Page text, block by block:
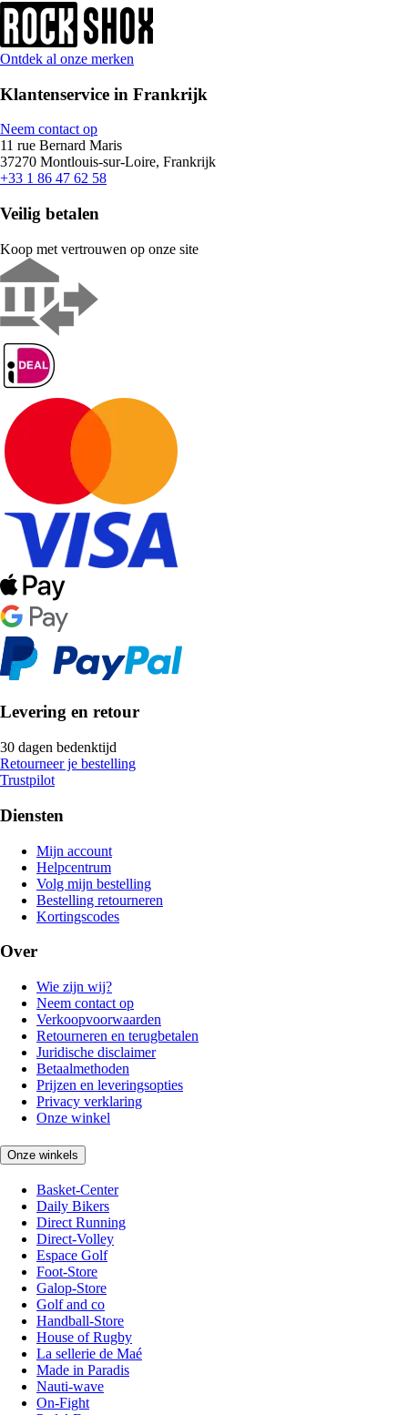
Ontdek al onze merken
Klantenservice in Frankrijk
Neem contact op
11 rue Bernard Maris
37270 Montlouis-sur-Loire, Frankrijk
+33 1 86 47 62 58
Veilig betalen
Koop met vertrouwen op onze site
Levering en retour
30 dagen bedenktijd
Retourneer je bestelling
Trustpilot
Diensten
Mijn account
Helpcentrum
Volg mijn bestelling
Bestelling retourneren
Kortingscodes
Over
Wie zijn wij?
Neem contact op
Verkoopvoorwaarden
Retourneren en terugbetalen
Juridische disclaimer
Betaalmethoden
Prijzen en leveringsopties
Privacy verklaring
Onze winkel
Onze winkels
Basket-Center
Daily Bikers
Direct Running
Direct-Volley
Espace Golf
Foot-Store
Galop-Store
Golf and co
Handball-Store
House of Rugby
La sellerie de Maé
Made in Paradis
Nauti-wave
On-Fight